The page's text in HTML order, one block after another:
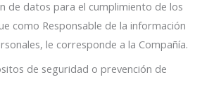
de datos para el cumplimiento de los
como Responsable de la información
le corresponde a la Compañía.
de seguridad o prevención de